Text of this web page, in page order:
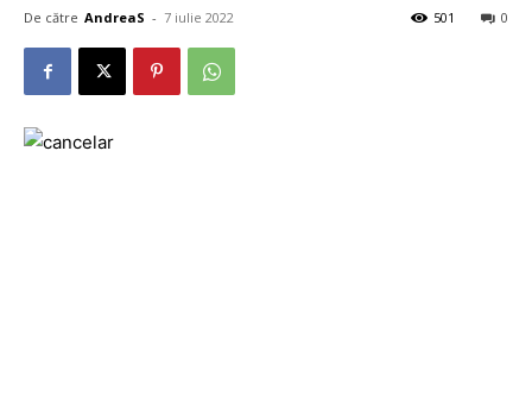
De către AndreaS - 7 iulie 2022 0
501